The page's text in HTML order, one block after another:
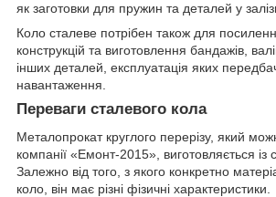
як заготовки для пружин та деталей у
Коло сталеве потрібен також для
конструкцій та виготовлення бандажів,
інших деталей, експлуатація яких
навантаження.
Переваги сталевого кола
Металопрокат круглого перерізу, який
компанії «Емонт-2015», виготовляється із
Залежно від того, з якого конкретно
коло, він має різні фізичні характеристики.